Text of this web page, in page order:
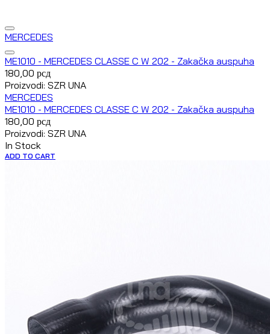
MERCEDES
ME1010 - MERCEDES CLASSE C W 202 - Zakačka auspuha
180,00 рсд
Proizvodi: SZR UNA
MERCEDES
ME1010 - MERCEDES CLASSE C W 202 - Zakačka auspuha
180,00 рсд
Proizvodi: SZR UNA
In Stock
ADD TO CART